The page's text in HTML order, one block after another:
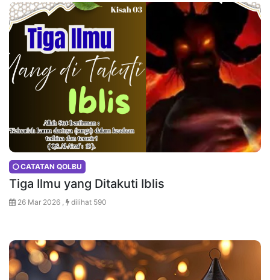
CATATAN QOLBU
Tiga Ilmu yang Ditakuti Iblis
26 Mar 2026 , dilihat 590